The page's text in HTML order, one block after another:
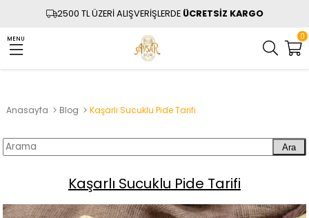
MENU
2500 TL ÜZERİ ALIŞVERİŞLERDE ÜCRETSİZ KARGO
0
Anasayfa Blog Kaşarlı Sucuklu Pide Tarifi
Ara
Kaşarlı Sucuklu Pide Tarifi